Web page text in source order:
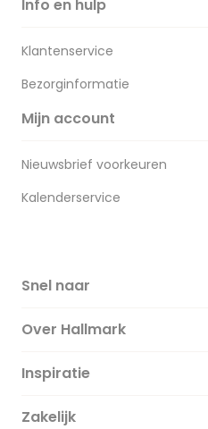
Info en hulp
Klantenservice
Bezorginformatie
Mijn account
Nieuwsbrief voorkeuren
Kalenderservice
Snel naar
Over Hallmark
Over ons
Duurzaamheid
Inspiratie
Magazine
Zakelijk